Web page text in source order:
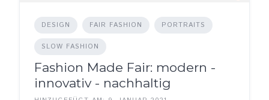
DESIGN FAIR FASHION PORTRAITS
SLOW FASHION
Fashion Made Fair: modern -
innovativ - nachhaltig